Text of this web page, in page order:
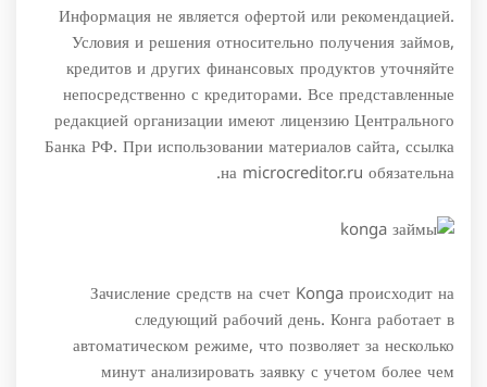
Информация не является офертой или рекомендацией.
Условия и решения относительно получения займов,
кредитов и других финансовых продуктов уточняйте
непосредственно с кредиторами. Все представленные
редакцией организации имеют лицензию Центрального
Банка РФ. При использовании материалов сайта, ссылка
на microcreditor.ru обязательна.
Зачисление средств на счет Konga происходит на
следующий рабочий день. Конга работает в
автоматическом режиме, что позволяет за несколько
минут анализировать заявку с учетом более чем